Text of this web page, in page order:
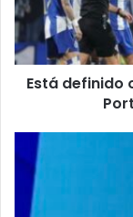
Está definido